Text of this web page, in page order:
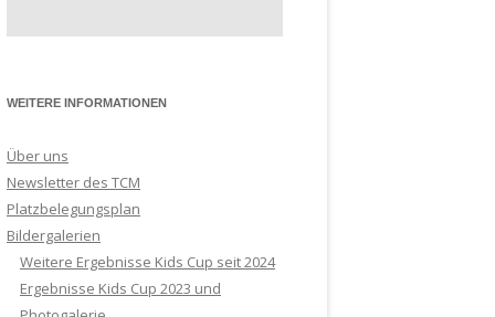
60
65
WEITERE INFORMATIONEN
Über uns
Newsletter des TCM
Platzbelegungsplan
Bildergalerien
Weitere Ergebnisse Kids Cup seit 2024
Ergebnisse Kids Cup 2023 und